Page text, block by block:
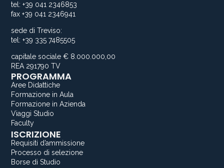
tel: +39 041 2346853
fax +39 041 2346941
sede di Treviso:
tel: +39 335 7485505
capitale sociale € 8.000.000,00
REA 291790 TV
PROGRAMMA
Aree Didattiche
Formazione in Aula
Formazione in Azienda
Viaggi Studio
Faculty
ISCRIZIONE
Requisiti d’ammissione
Processo di selezione
Borse di Studio